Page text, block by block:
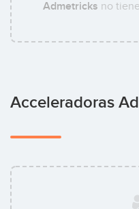
Admetricks no
Acceleradoras